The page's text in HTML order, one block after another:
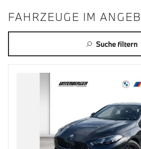
FAHRZEUGE IM
Suche filtern